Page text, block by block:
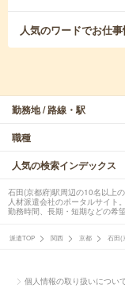
人気のワードでお仕
勤務地 / 路線・駅
職種
人気の検索インデックス
石田(京都府)駅周辺の10名以上
人材派遣会社のポータルサイト
勤務時間、長期・短期などの希
派遣TOP 関西 京都 石田(
個人情報の取り扱いについ